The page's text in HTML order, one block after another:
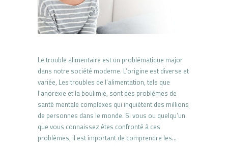
Le trouble alimentaire est un problématique major
dans notre société moderne. L’origine est diverse et
variée, Les troubles de l’alimentation, tels que
l’anorexie et la boulimie, sont des problèmes de
santé mentale complexes qui inquiètent des millions
de personnes dans le monde. Si vous ou quelqu’un
que vous connaissez êtes confronté à ces
problèmes, il est important de comprendre les…